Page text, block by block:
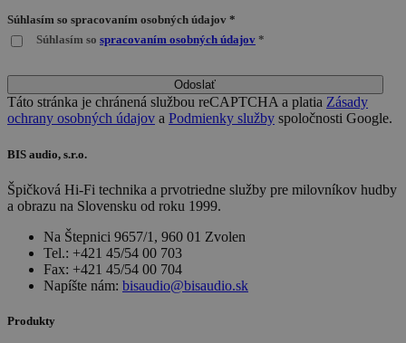
Súhlasím so spracovaním osobných údajov *
Súhlasím so spracovaním osobných údajov *
Odoslať
Táto stránka je chránená službou reCAPTCHA a platia Zásady
ochrany osobných údajov a Podmienky služby spoločnosti Google.
BIS audio, s.r.o.
Špičková Hi-Fi technika a prvotriedne služby pre milovníkov hudby
a obrazu na Slovensku od roku 1999.
Na Štepnici 9657/1, 960 01 Zvolen
Tel.: +421 45/54 00 703
Fax: +421 45/54 00 704
Napíšte nám: bisaudio@bisaudio.sk
Produkty